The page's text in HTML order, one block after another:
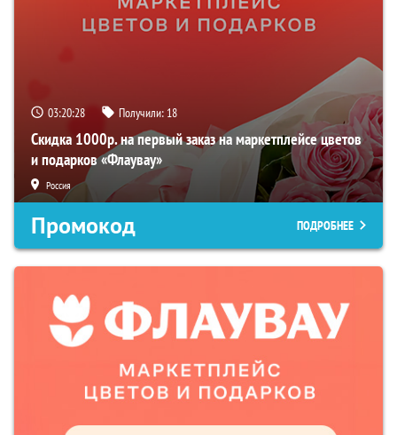
03:20:27 Получили: 18
Скидка 1000р. на первый заказ на маркетплейсе цветов
и подарков «Флаувау»
Россия
Промокод ПОДРОБНЕЕ